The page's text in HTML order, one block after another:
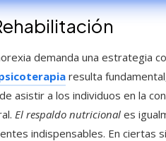
demanda una estrategia
resulta
asistir a los individuos en la
El respaldo nutricional es
indispensables. En ciertas